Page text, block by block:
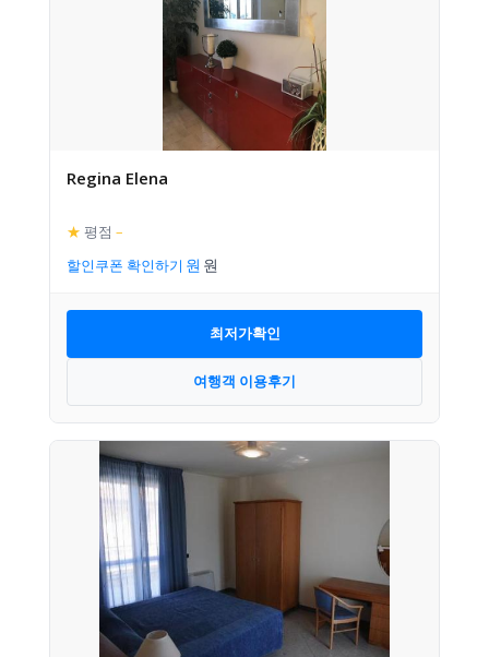
Regina Elena
★ 평점 –
할인쿠폰 확인하기
최저가확인
여행객 이용후기